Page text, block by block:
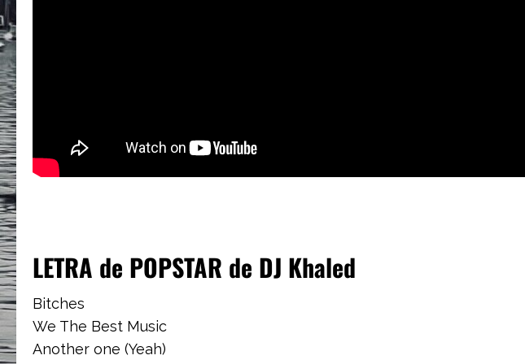
LETRA de POPSTAR de DJ Khaled
Bitches
We The Best Music
Another one (Yeah)